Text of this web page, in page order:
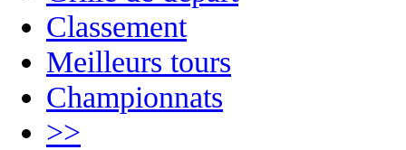
Classement
Meilleurs tours
Championnats
>>